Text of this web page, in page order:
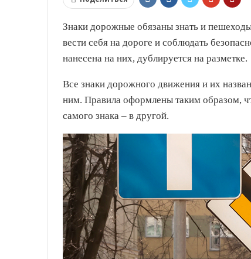
Знаки дорожные обязаны знать и
вести себя на дороге и соблюдать
нанесена на них, дублируется на разметке.
Все знаки дорожного движения и их
ним. Правила оформлены таким образом,
самого знака – в другой.